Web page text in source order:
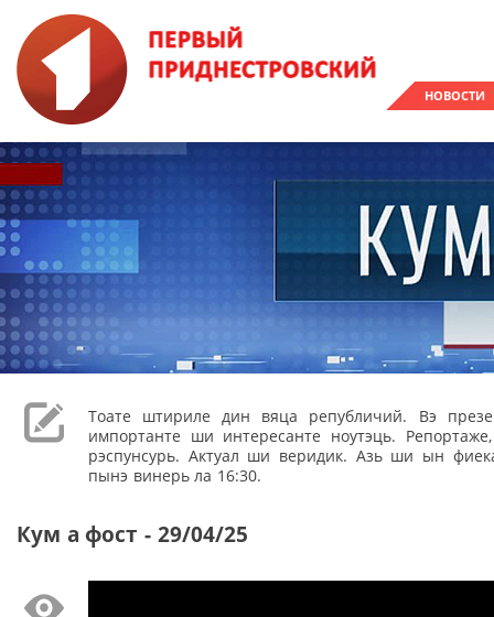
НОВОСТИ
Тоате штириле дин вяца републичий. Вэ
импортанте ши интересанте ноутэць.
рэспунсурь. Актуал ши веридик. Азь ши ын
пынэ винерь ла 16:30.
Кум а фост - 29/04/25